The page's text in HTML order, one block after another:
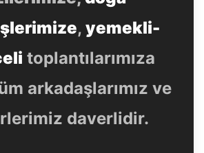
, yemekli-
toplantılarımıza
arkadaşlarımız ve
daverlidir.